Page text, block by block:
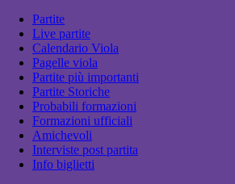
Partite
Live partite
Calendario Viola
Pagelle viola
Partite più importanti
Partite Storiche
Probabili formazioni
Formazioni ufficiali
Amichevoli
Interviste post partita
Info biglietti